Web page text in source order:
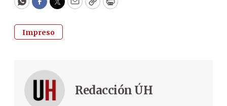
WhatsApp
Facebook
Twitter
EmailCopyPrint
Impreso
Redacción ÚH